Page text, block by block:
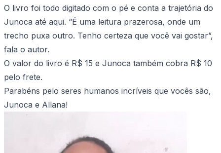
O livro foi todo digitado com o pé e conta a trajetória do
Junoca até aqui. “É uma leitura prazerosa, onde um
trecho puxa outro. Tenho certeza que você vai gostar”,
fala o autor.
O valor do livro é R$ 15 e Junoca também cobra R$ 10
pelo frete.
Parabéns pelo seres humanos incríveis que vocês são,
Junoca e Allana!